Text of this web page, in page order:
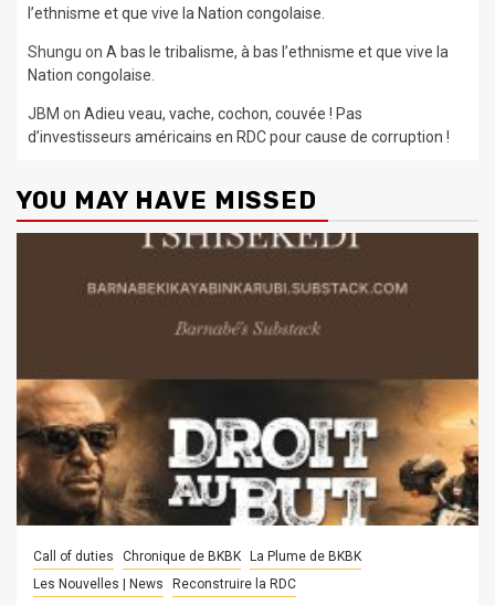
l’ethnisme et que vive la Nation congolaise.
Shungu on A bas le tribalisme, à bas l’ethnisme et que vive la
Nation congolaise.
JBM on Adieu veau, vache, cochon, couvée ! Pas
d’investisseurs américains en RDC pour cause de corruption !
YOU MAY HAVE MISSED
Call of duties Chronique de BKBK
La Plume de BKBK
Les Nouvelles | News
Reconstruire la RDC